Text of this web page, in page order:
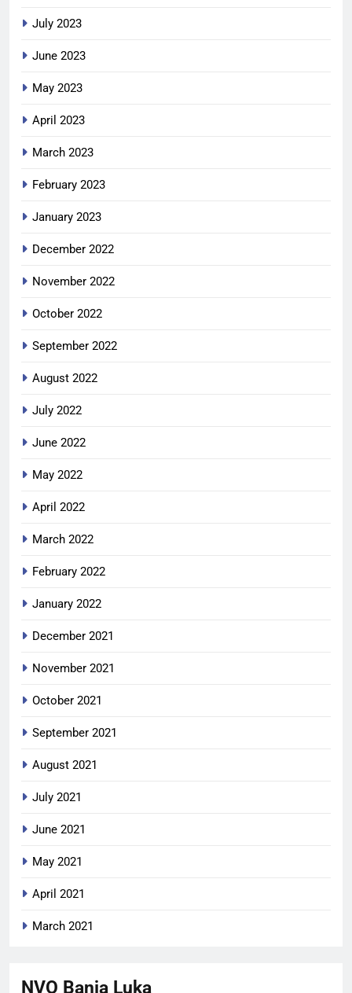
July 2023
June 2023
May 2023
April 2023
March 2023
February 2023
January 2023
December 2022
November 2022
October 2022
September 2022
August 2022
July 2022
June 2022
May 2022
April 2022
March 2022
February 2022
January 2022
December 2021
November 2021
October 2021
September 2021
August 2021
July 2021
June 2021
May 2021
April 2021
March 2021
NVO Banja Luka